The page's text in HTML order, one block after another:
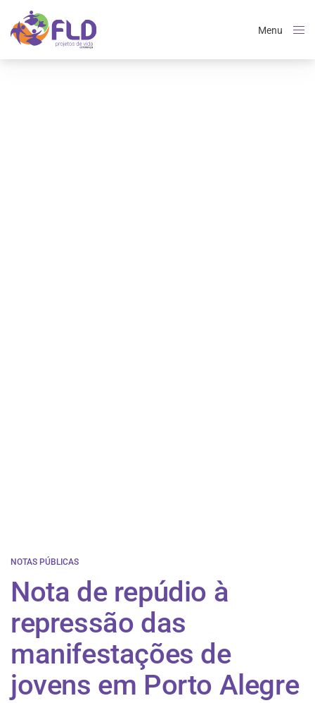
Menu
NOTAS PÚBLICAS
Nota de repúdio à
repressão das
manifestações de
jovens em Porto Alegre